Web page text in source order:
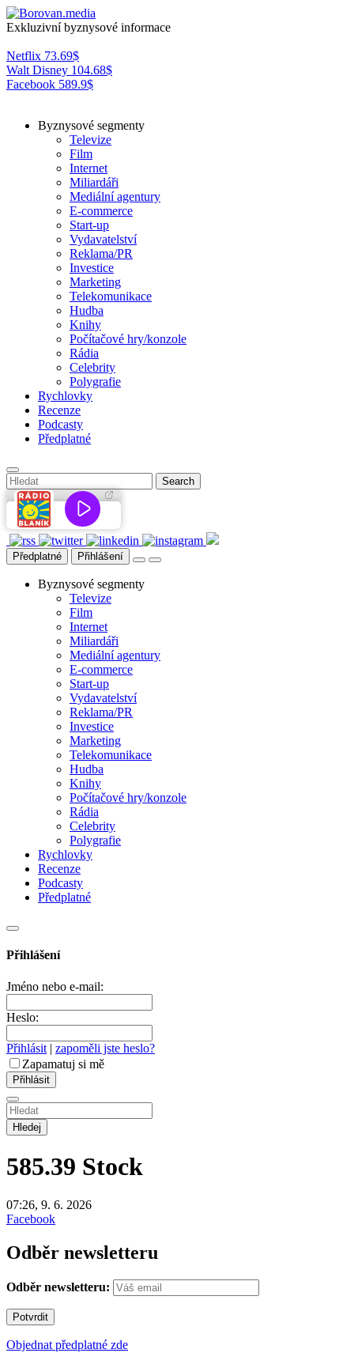
Exkluzivní byznysové informace
Netflix 73.69$
Walt Disney 104.68$
Facebook 589.9$
Byznysové segmenty
Televize
Film
Internet
Miliardáři
Mediální agentury
E-commerce
Start-up
Vydavatelství
Reklama/PR
Investice
Marketing
Telekomunikace
Hudba
Knihy
Počítačové hry/konzole
Rádia
Celebrity
Polygrafie
Rychlovky
Recenze
Podcasty
Předplatné
Předplatné Přihlášení
Byznysové segmenty
Televize
Film
Internet
Miliardáři
Mediální agentury
E-commerce
Start-up
Vydavatelství
Reklama/PR
Investice
Marketing
Telekomunikace
Hudba
Knihy
Počítačové hry/konzole
Rádia
Celebrity
Polygrafie
Rychlovky
Recenze
Podcasty
Předplatné
Přihlášení
Jméno nebo e-mail:
Heslo:
Přihlásit | zapoměli jste heslo?
Zapamatuj si mě
Hledej
585.39 Stock
07:26, 9. 6. 2026
Facebook
Odběr newsletteru
Odběr newsletteru:
Objednat předplatné zde